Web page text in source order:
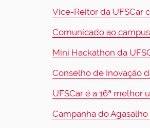
Vice-Reitor da UFSCar
Comunicado ao
Mini Hackathon da
Conselho de Inovação
UFSCar é a 16ª melhor
Campanha do